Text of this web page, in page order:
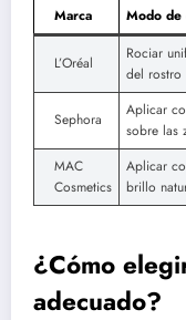
Marca Modo de
L’Oréal
Rociar
del rostro
Sephora
Aplicar
sobre las
MAC
Cosmetics
Aplicar
brillo
¿Cómo
adecuado?